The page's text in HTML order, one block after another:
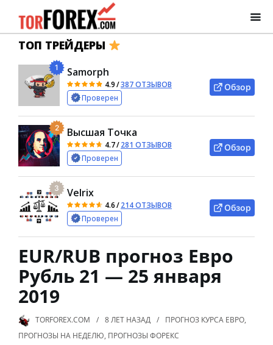
ТОП ТРЕЙДЕРЫ
1 Samorph
4.9/387 ОТЗЫВОВ
Проверен
Обзор
2 Высшая Точка
4.7/281 ОТЗЫВОВ
Проверен
Обзор
3 Velrix
4.6/214 ОТЗЫВОВ
Проверен
Обзор
EUR/RUB прогноз Евро
Рубль 21 — 25 января
2019
TORFOREX.COM 8 ЛЕТ НАЗАД ПРОГНОЗ КУРСА ЕВРО,
ПРОГНОЗЫ НА НЕДЕЛЮ, ПРОГНОЗЫ ФОРЕКС